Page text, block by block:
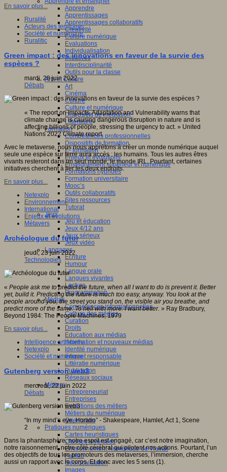
Apprendre
Apprentissages
Apprentissages collaboratifs
Créativité
Culture numérique
Evaluations
Individualisation
Initiatives
Interdisciplinarité
Outils pour la classe
Arts et Culture
Art
Cinéma
Culture
Culture et numérique
Dispositifs de médiation
Littérature
Formation
Compétences professionnelles
Dispositifs de formation
E- formation
Enjeux et évolutions
Enseignement supérieur et numérique
Formations hybrides
Formation universitaire
Mooc’s
Outils collaboratifs
Sites ressources
Tutorat
Jeux
Jeu et éducation
Jeux 4/12 ans
Jeux sérieux
Jeux vidéo
Langages
Ecriture
Humour
Langue orale
Langues vivantes
Lecture
Programmation
Médias
Compétences informationnelles
Culture des médias
Curation
Droits
Education aux médias
Information et nouveaux médias
Identité numérique
Internet responsable
Littératie numérique
Publication
Réseaux sociaux
Métiers
Entrepreneuriat
Entreprises
Evolutions des métiers
Métiers du numérique
Orientation
Pratiques numériques
Cartes heuristiques
Classes inversées
Environnement Numérique de Travail
Fablab
Géolocalisation
Images
En savoir plus...
Ruralité
Acteurs des territoires
Société et numérique
Ruralitic
Green impact : des innovations en faveur de la survie des
espèces ?
mardi, 28 juin 2022
Débats
« The report on Impacts, Adaptation and Vulnerability warns that
climate change is causing dangerous disruption in nature and is
affecting billions of people, stressing the urgency to act. » United
Nations 2022 Climate report.
Avec le metaverse, nous nous apprêtons à créer un monde numérique auquel
seule une espèce sur terre aura accès : les humains. Tous les autres êtres
vivants resteront dans un seul monde, le monde IRL. Pourtant, certaines
initiatives cherchent à lier les deux endroits.
En savoir plus...
Netexplo
Environnement
International
Enjeux et évolutions
Métavers
Archéologue du futur
jeudi, 23 juin 2022
Technologies
« People ask me to predict the future, when all I want to do is prevent it. Better
yet, build it. Predicting the future is much too easy, anyway. You look at the
people around you, the street you stand on, the visible air you breathe, and
predict more of the same. To hell with more. I want better. » Ray Bradbury,
Beyond 1984: The People Machines, 1979
En savoir plus...
Intelligence artificielle
Netexplo
Société et numérique
Gutenberg version web3
mercredi, 22 juin 2022
Débats
“In my mind’s eye, Horatio” - Shakespeare, Hamlet, Act 1, Scene
2
Dans la phantasphère, notre esprit est engagé, car c’est notre imagination,
notre raisonnement, notre côté cérébral qui pilotent nos actions. Pourtant, l’un
des objectifs de tous les promoteurs des metaverses, l’immersion, cherche
aussi un rapport avec le corps. Et donc avec les 5 sens (1).